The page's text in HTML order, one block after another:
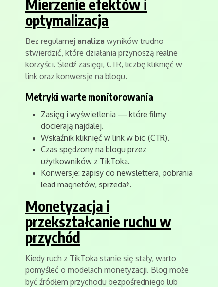
Mierzenie efektów i
optymalizacja
Bez regularnej analiza wyników trudno
stwierdzić, które działania przynoszą realne
korzyści. Śledź zasięgi, CTR, liczbę kliknięć w
link oraz konwersje na blogu.
Metryki warte monitorowania
Zasięg i wyświetlenia — które filmy
docierają najdalej.
Wskaźnik kliknięć w link w bio (CTR).
Czas spędzony na blogu przez
użytkowników z TikToka.
Konwersje: zapisy do newslettera, pobrania
lead magnetów, sprzedaż.
Monetyzacja i
przekształcanie ruchu w
przychód
Kiedy ruch z TikToka stanie się stały, warto
pomyśleć o modelach monetyzacji. Blog może
być źródłem przychodu bezpośredniego lub